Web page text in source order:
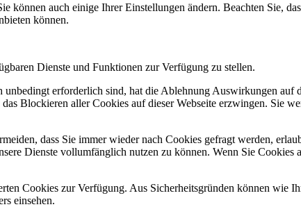
können auch einige Ihrer Einstellungen ändern. Beachten Sie,
können.
Dienste und Funktionen zur Verfügung zu stellen.
erforderlich sind, hat die Ablehnung Auswirkungen auf
Blockieren aller Cookies auf dieser Webseite erzwingen. Sie
dass Sie immer wieder nach Cookies gefragt werden,
Dienste vollumfänglich nutzen zu können. Wenn Sie Cookies
Cookies zur Verfügung. Aus Sicherheitsgründen können wie
einsehen.